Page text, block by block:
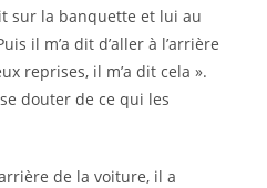
sur la banquette et lui au
il m’a dit d’aller à l’arrière
reprises, il m’a dit cela ».
douter de ce qui les
de la voiture, il a